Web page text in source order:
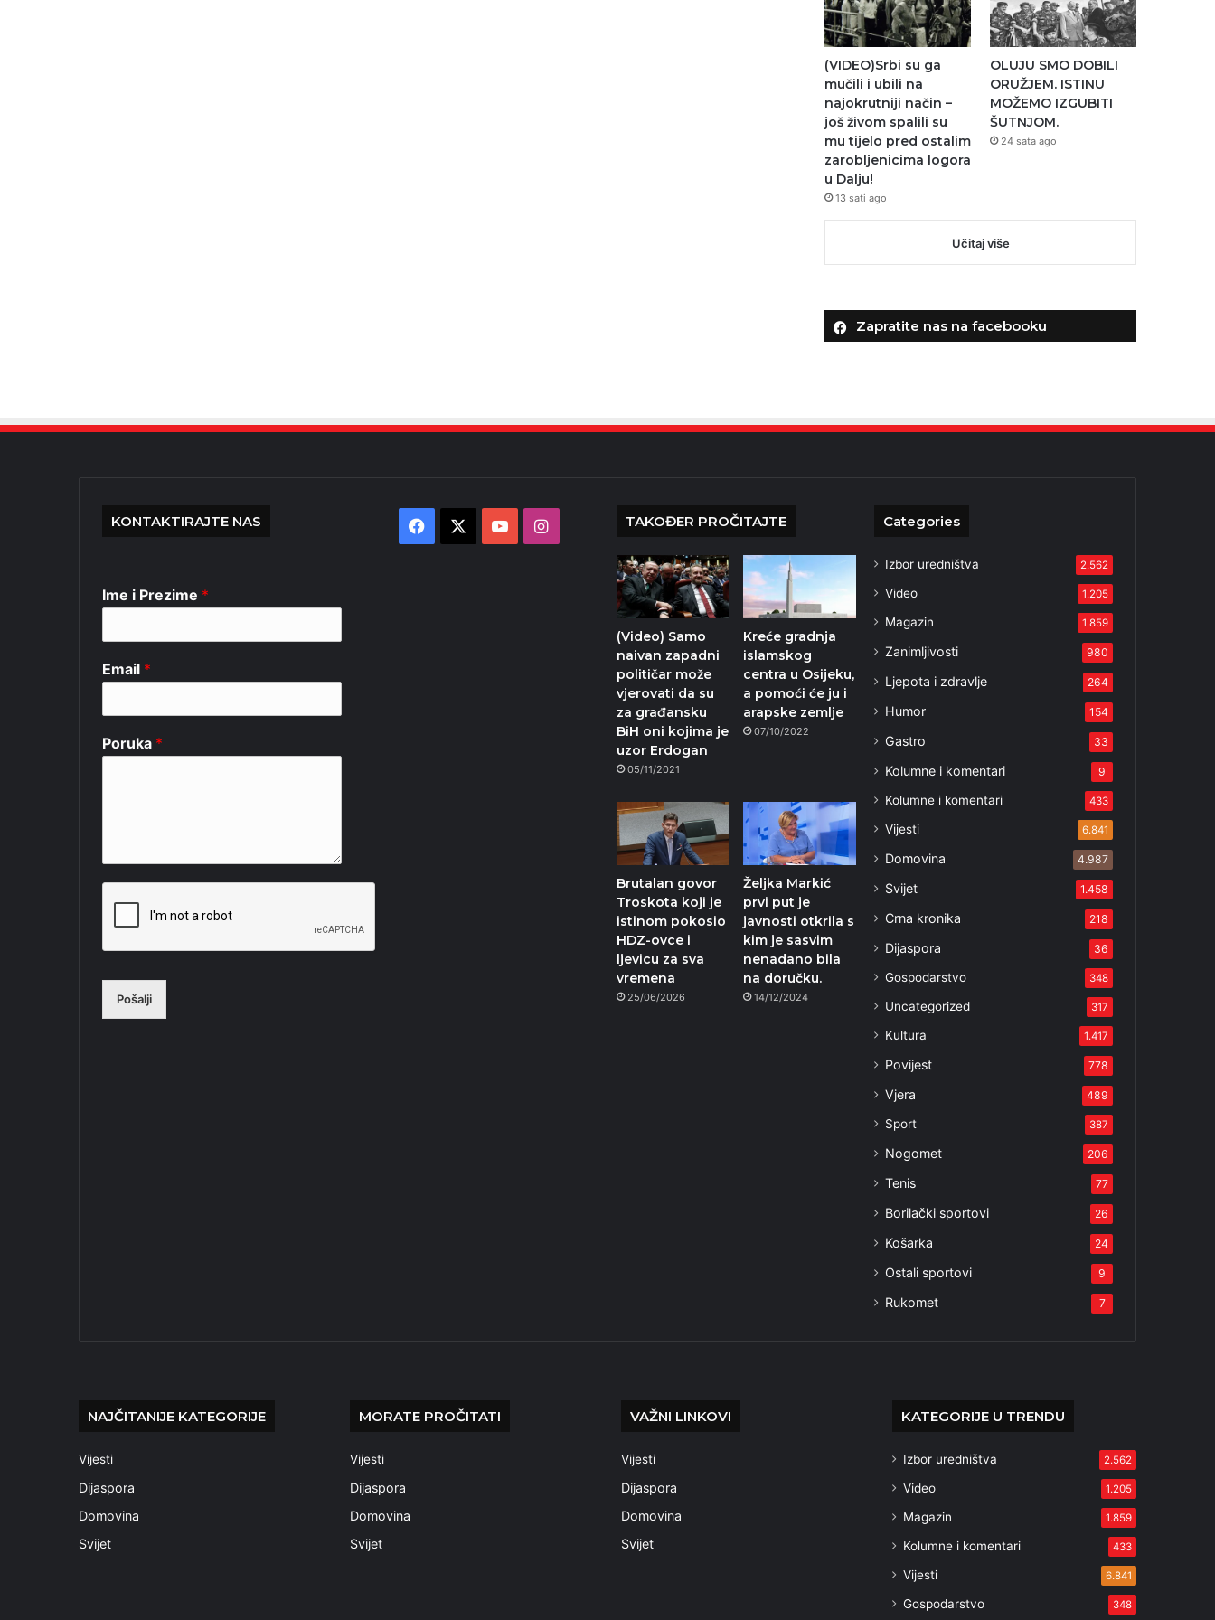
(VIDEO)Srbi su ga
mučili i ubili na
najokrutniji način –
još živom spalili su
mu tijelo pred ostalim
zarobljenicima logora
u Dalju!
13 sati ago
OLUJU SMO DOBILI
ORUŽJEM. ISTINU
MOŽEMO IZGUBITI
ŠUTNJOM.
24 sata ago
Učitaj više
Zapratite nas na facebooku
KONTAKTIRAJTE NAS
Ime i Prezime *
Email *
Poruka *
Pošalji
Facebook YouTubeInstagram TAKOĐER PROČITAJTE
(Video) Samo
naivan zapadni
političar može
vjerovati da su
za građansku
BiH oni kojima je
uzor Erdogan
05/11/2021
Kreće gradnja
islamskog
centra u Osijeku,
a pomoći će ju i
arapske zemlje
07/10/2022
Brutalan govor
Troskota koji je
istinom pokosio
HDZ-ovce i
ljevicu za sva
vremena
25/06/2026
Željka Markić
prvi put je
javnosti otkrila s
kim je sasvim
nenadano bila
na doručku.
14/12/2024
Categories
Izbor uredništva 2.562
Video 1.205
Magazin 1.859
Zanimljivosti 980
Ljepota i zdravlje 264
Humor 154
Gastro 33
Kolumne i komentari 9
Kolumne i komentari 433
Vijesti 6.841
Domovina 4.987
Svijet 1.458
Crna kronika 218
Dijaspora 36
Gospodarstvo 348
Uncategorized 317
Kultura 1.417
Povijest 778
Vjera 489
Sport 387
Nogomet 206
Tenis 77
Borilački sportovi 26
Košarka 24
Ostali sportovi 9
Rukomet 7
NAJČITANIJE KATEGORIJE
Vijesti
Dijaspora
Domovina
Svijet
MORATE PROČITATI
Vijesti
Dijaspora
Domovina
Svijet
VAŽNI LINKOVI
Vijesti
Dijaspora
Domovina
Svijet
KATEGORIJE U TRENDU
Izbor uredništva 2.562
Video 1.205
Magazin 1.859
Kolumne i komentari 433
Vijesti 6.841
Gospodarstvo 348